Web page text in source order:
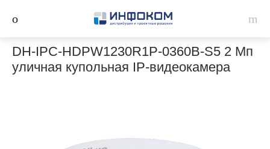
DH-IPC-HDPW1230R1P-0360B-S5 2 Мп
уличная купольная IP-видеокамера